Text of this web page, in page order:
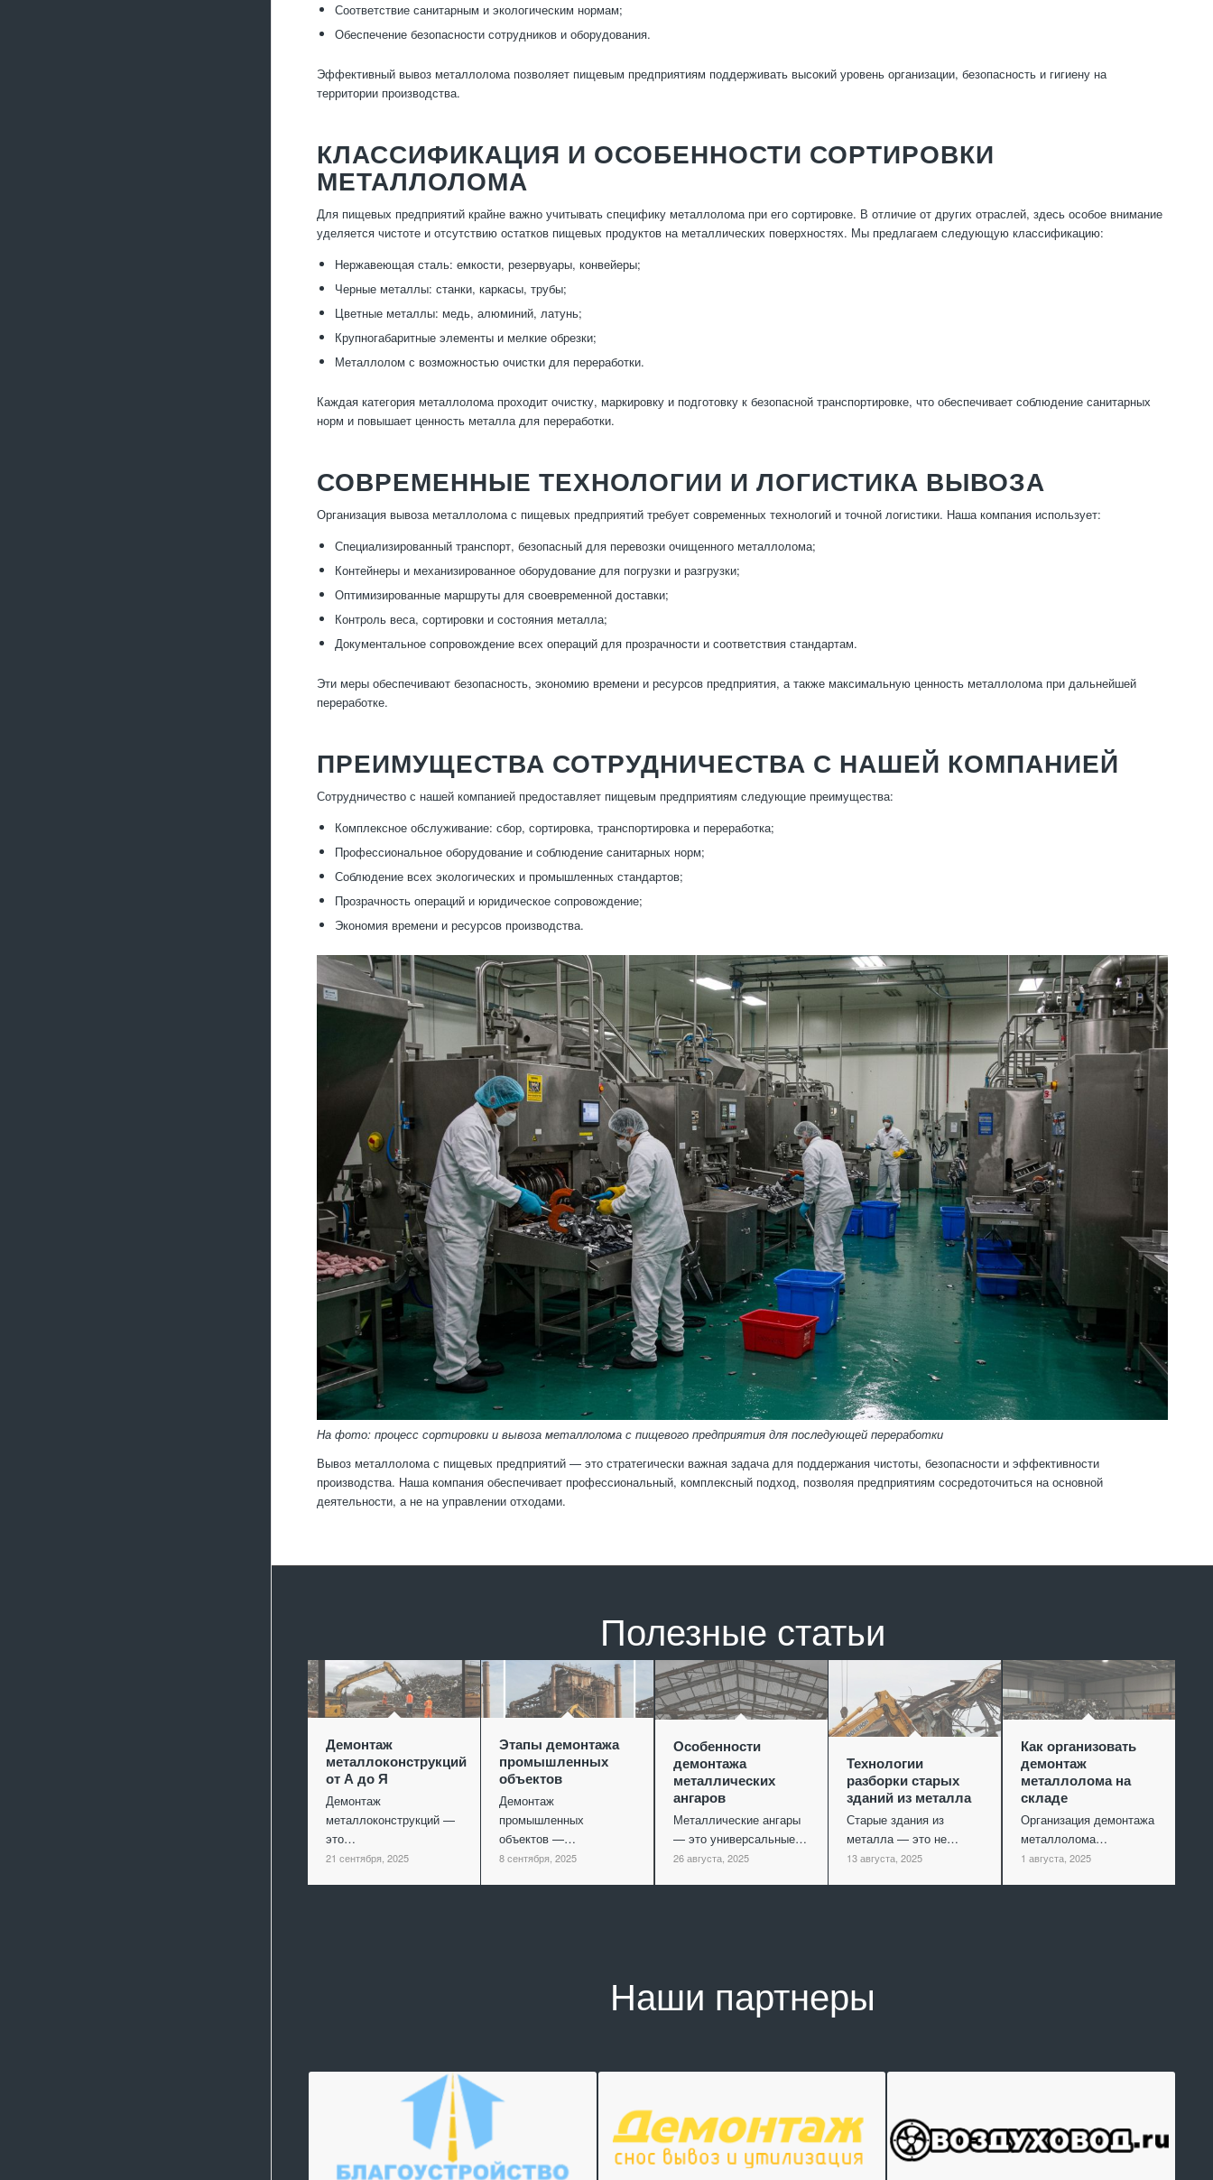
Соответствие санитарным и экологическим нормам;
Обеспечение безопасности сотрудников и оборудования.
Эффективный вывоз металлолома позволяет пищевым предприятиям поддерживать высокий уровень организации, безопасность и гигиену на
территории производства.
КЛАССИФИКАЦИЯ И ОСОБЕННОСТИ СОРТИРОВКИ
МЕТАЛЛОЛОМА
Для пищевых предприятий крайне важно учитывать специфику металлолома при его сортировке. В отличие от других отраслей, здесь особое внимание
уделяется чистоте и отсутствию остатков пищевых продуктов на металлических поверхностях. Мы предлагаем следующую классификацию:
Нержавеющая сталь: емкости, резервуары, конвейеры;
Черные металлы: станки, каркасы, трубы;
Цветные металлы: медь, алюминий, латунь;
Крупногабаритные элементы и мелкие обрезки;
Металлолом с возможностью очистки для переработки.
Каждая категория металлолома проходит очистку, маркировку и подготовку к безопасной транспортировке, что обеспечивает соблюдение санитарных
норм и повышает ценность металла для переработки.
СОВРЕМЕННЫЕ ТЕХНОЛОГИИ И ЛОГИСТИКА ВЫВОЗА
Организация вывоза металлолома с пищевых предприятий требует современных технологий и точной логистики. Наша компания использует:
Специализированный транспорт, безопасный для перевозки очищенного металлолома;
Контейнеры и механизированное оборудование для погрузки и разгрузки;
Оптимизированные маршруты для своевременной доставки;
Контроль веса, сортировки и состояния металла;
Документальное сопровождение всех операций для прозрачности и соответствия стандартам.
Эти меры обеспечивают безопасность, экономию времени и ресурсов предприятия, а также максимальную ценность металлолома при дальнейшей
переработке.
ПРЕИМУЩЕСТВА СОТРУДНИЧЕСТВА С НАШЕЙ КОМПАНИЕЙ
Сотрудничество с нашей компанией предоставляет пищевым предприятиям следующие преимущества:
Комплексное обслуживание: сбор, сортировка, транспортировка и переработка;
Профессиональное оборудование и соблюдение санитарных норм;
Соблюдение всех экологических и промышленных стандартов;
Прозрачность операций и юридическое сопровождение;
Экономия времени и ресурсов производства.
На фото: процесс сортировки и вывоза металлолома с пищевого предприятия для последующей переработки
Вывоз металлолома с пищевых предприятий — это стратегически важная задача для поддержания чистоты, безопасности и эффективности
производства. Наша компания обеспечивает профессиональный, комплексный подход, позволяя предприятиям сосредоточиться на основной
деятельности, а не на управлении отходами.
Полезные статьи
Демонтаж
металлоконструкций
от А до Я
Демонтаж
металлоконструкций —
это…
21 сентября, 2025
Этапы демонтажа
промышленных
объектов
Демонтаж
промышленных
объектов —…
8 сентября, 2025
Особенности
демонтажа
металлических
ангаров
Металлические ангары
— это универсальные…
26 августа, 2025
Технологии
разборки старых
зданий из металла
Старые здания из
металла — это не…
13 августа, 2025
Как организовать
демонтаж
металлолома на
складе
Организация демонтажа
металлолома…
1 августа, 2025
Наши партнеры